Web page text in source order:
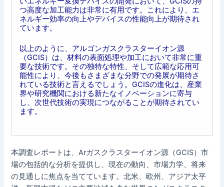
つ高度な加工能力は非常に有用です。これにより、エ
ネルギー効率の向上やデバイスの性能向上が期待され
ています。
以上のように、アルゴンガスクラスターイオン源
（GCIS）は、材料の表面処理や加工において非常に重
要な技術です。その独特な特性、そして広範な応用可
能性により、今後もさまざまな分野での発展が期待さ
れている技術と言えるでしょう。GCISの進化は、産業
界や研究機関における新たなイノベーションに寄与
し、次世代技術の実現につながることが期待されてい
ます。
本調査レポートは、Arガスクラスターイオン源（GCIS）市
場の包括的な分析を提供し、現在の動向、市場力学、将来
の見通しに焦点を当てています。北米、欧州、アジア太平